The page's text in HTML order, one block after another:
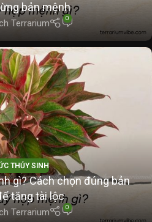
bản mệnh
Terrarium 0
THỦY SINH
gì? Cách chọn đúng bản
tăng tài lộc
Terrarium 0